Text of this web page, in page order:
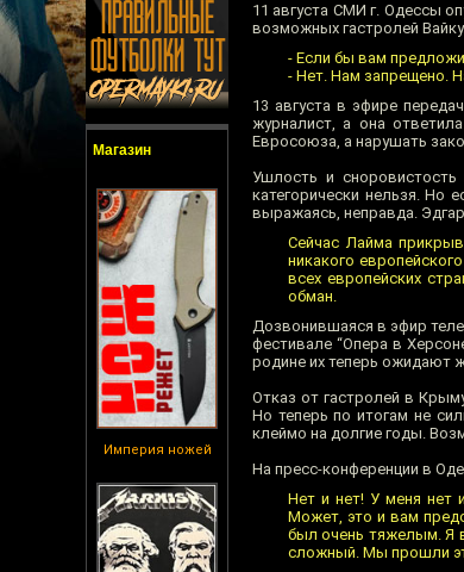
Магазин
Империя ножей
11 августа СМИ г. Одессы
возможных гастролей
- Если бы вам
- Нет. Нам запрещено.
13 августа в эфире
журналист, а она
Евросоюза, а нарушать
Ушлость и
категорически нельзя. Но
выражаясь, неправда.
Сейчас Лайма
никакого
всех европейских
обман.
Дозвонившаяся в эфир
фестивале “Опера в
родине их теперь ожидают
Отказ от гастролей в
Но теперь по итогам не
клеймо на долгие годы.
На пресс-конференции в
Нет и нет! У меня нет
Может, это и вам
был очень тяжелым. Я
сложный. Мы прошли